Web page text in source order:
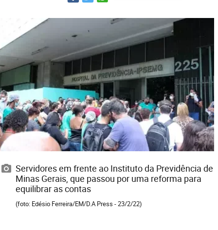
Servidores em frente ao Instituto da Previdência de
Minas Gerais, que passou por uma reforma para
equilibrar as contas
(foto: Edésio Ferreira/EM/D.A Press - 23/2/22)